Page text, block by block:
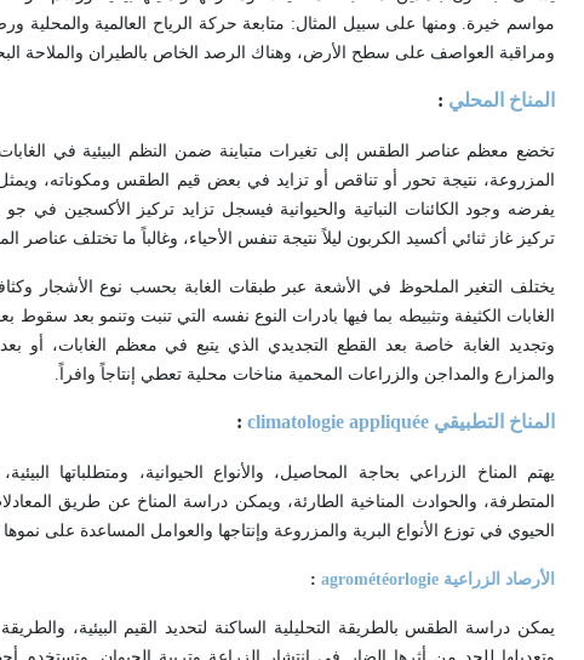
مواسم خيرة. ومنها على سبيل المثال: متابعة حركة الرياح العالمية والمحلية
ومراقبة العواصف على سطح الأرض، وهناك الرصد الخاص بالطيران والملاحة
المناخ المحلي :
تخضع معظم عناصر الطقس إلى تغيرات متباينة ضمن النظم البيئية في
المزروعة، نتيجة تحور أو تناقص أو تزايد في بعض قيم الطقس ومكوناته، ويمثل
يفرضه وجود الكائنات النباتية والحيوانية فيسجل تزايد تركيز الأكسجين في جو
تركيز غاز ثنائي أكسيد الكربون ليلاً نتيجة تنفس الأحياء، وغالباً ما تختلف
يختلف التغير الملحوظ في الأشعة عبر طبقات الغابة بحسب نوع الأشجار
الغابات الكثيفة وتثبيطه بما فيها بادرات النوع نفسه التي تنبت وتنمو بعد سقوط
وتجديد الغابة خاصة بعد القطع التجديدي الذي يتبع في معظم الغابات، أو
والمزارع والمداجن والزراعات المحمية مناخات محلية تعطي إنتاجاً وافراً .
المناخ التطبيقي climatologie appliquée
:
يهتم المناخ الزراعي بحاجة المحاصيل، والأنواع الحيوانية، ومتطلباتها
المتطرفة، والحوادث المناخية الطارئة، ويمكن دراسة المناخ عن طريق
الحيوي في توزع الأنواع البرية والمزروعة وإنتاجها والعوامل المساعدة على
الأرصاد الزراعية agrométéorlogie
:
يمكن دراسة الطقس بالطريقة التحليلية الساكنة لتحديد القيم البيئية،